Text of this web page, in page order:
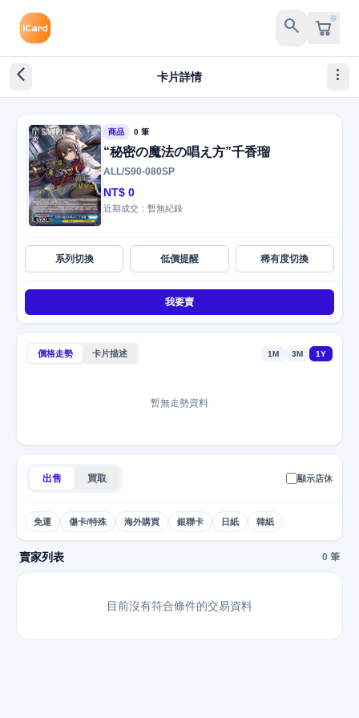
search
arrow_back_ios_new 卡片詳情 more_vert
商品 0 筆
“秘密の魔法の唱え方”千香瑠
ALL/S90-080SP
NT$ 0
近期成交：暫無紀錄
系列切換 低價提醒 稀有度切換
我要賣
價格走勢 卡片描述 1M 3M 1Y
暫無走勢資料
出售 買取 顯示店休
免運 傷卡/特殊 海外購買 銀聯卡 日紙 韓紙
賣家列表 0 筆
目前沒有符合條件的交易資料